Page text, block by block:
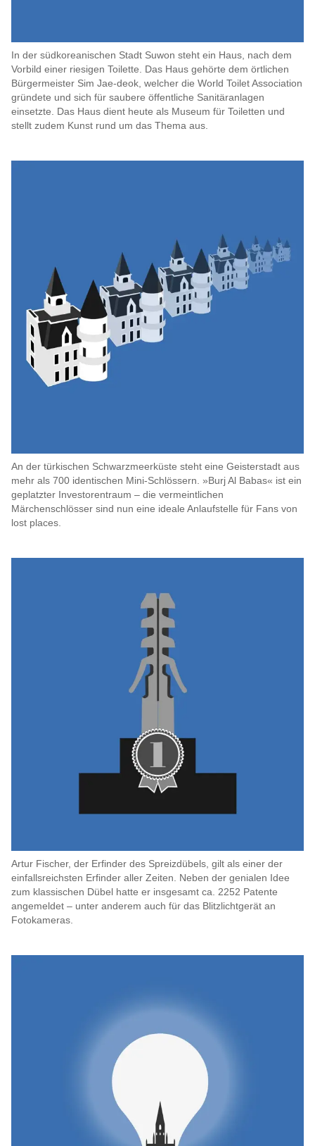
In der südkoreanischen Stadt Suwon steht ein Haus, nach dem
Vorbild einer riesigen Toilette. Das Haus gehörte dem örtlichen
Bürgermeister Sim Jae-deok, welcher die World Toilet Association
gründete und sich für saubere öffentliche Sanitäranlagen
einsetzte. Das Haus dient heute als Museum für Toiletten und
stellt zudem Kunst rund um das Thema aus.
An der türkischen Schwarzmeerküste steht eine Geisterstadt aus
mehr als 700 identischen Mini-Schlössern. »Burj Al Babas« ist ein
geplatzter Investorentraum – die vermeintlichen
Märchenschlösser sind nun eine ideale Anlaufstelle für Fans von
lost places.
Artur Fischer, der Erfinder des Spreizdübels, gilt als einer der
einfallsreichsten Erfinder aller Zeiten. Neben der genialen Idee
zum klassischen Dübel hatte er insgesamt ca. 2252 Patente
angemeldet – unter anderem auch für das Blitzlichtgerät an
Fotokameras.